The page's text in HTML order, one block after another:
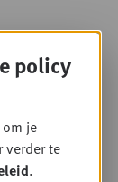
policy
je
verder te
.